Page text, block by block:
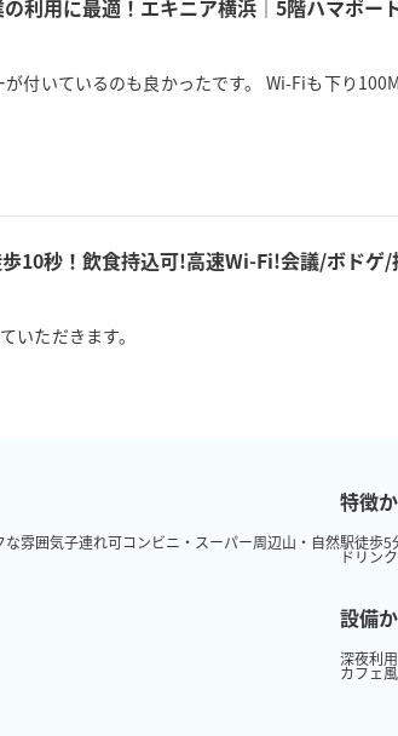
利用に最適！エキニア横浜｜5階ハマポー
付いているのも良かったです。 Wi-Fiも下り
10秒！飲食持込可!高速Wi-Fi!会議/ボド
いただきます。
な雰囲気子連れ可コンビニ・スーパー周辺山・自然
特徴
駅徒歩5
ドリン
設備
深夜利
カフェ風